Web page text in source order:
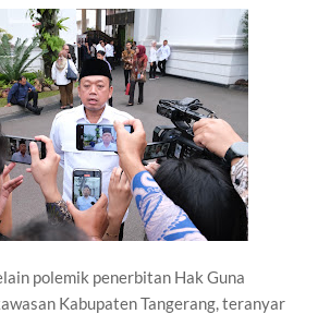
polemik penerbitan Hak Guna
Kabupaten Tangerang, teranyar